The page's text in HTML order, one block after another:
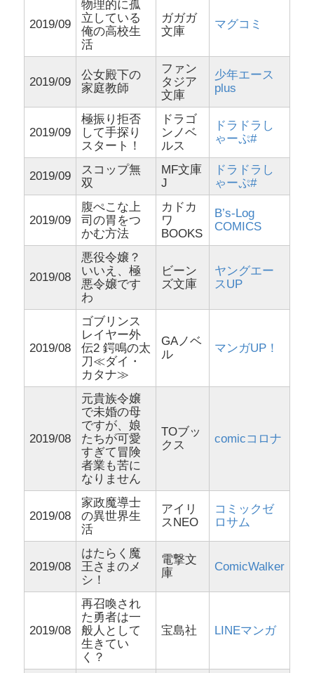
2019/09
物理的に孤
立している
俺の高校生
活
ガガガ
文庫
マグコミ
2019/09
公女殿下の
家庭教師
ファン
タジア
文庫
少年エース
plus
2019/09
極振り拒否
して手探り
スタート！
ドラゴ
ンノベ
ルス
ドラドラし
ゃーぷ#
2019/09
スコップ無
双
MF文庫
J
ドラドラし
ゃーぷ#
2019/09
腹ぺこな上
司の胃をつ
かむ方法
カドカ
ワ
BOOKS
B’s-Log
COMICS
2019/08
悪役令嬢？
いいえ、極
悪令嬢です
わ
ビーン
ズ文庫
ヤングエー
スUP
2019/08
ゴブリンス
レイヤー外
伝2 鍔鳴の太
刀≪ダイ・
カタナ≫
GAノベ
ル
マンガUP！
2019/08
元貴族令嬢
で未婚の母
ですが、娘
たちが可愛
すぎて冒険
者業も苦に
なりません
TOブッ
クス
comicコロナ
2019/08
家政魔導士
の異世界生
活
アイリ
スNEO
コミックゼ
ロサム
2019/08
はたらく魔
王さまのメ
シ！
電撃文
庫
ComicWalker
2019/08
再召喚され
た勇者は一
般人として
生きてい
く？
宝島社 LINEマンガ